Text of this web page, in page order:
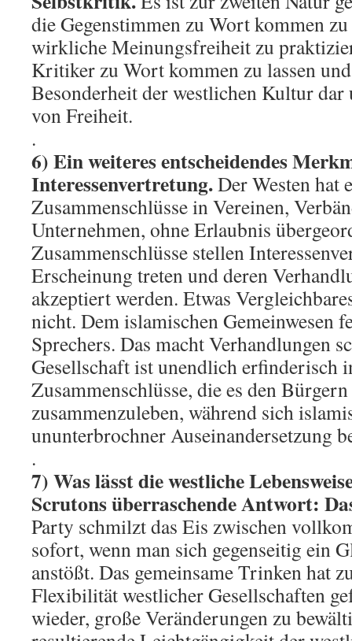
die Gegenstimmen zu Wort kommen
wirkliche Meinungsfreiheit zu
Kritiker zu Wort kommen zu lassen
Besonderheit der westlichen Kultur
von Freiheit.
.
6) Ein weiteres entscheidendes
Interessenvertretung.Der Westen hat
Zusammenschlüsse in Vereinen,
Unternehmen, ohne Erlaubnis
Zusammenschlüsse stellen
Erscheinung treten und deren
akzeptiert werden. Etwas
nicht. Dem islamischen Gemeinwesen
Sprechers. Das macht Verhandlungen
Gesellschaft ist unendlich erfinderisch
Zusammenschlüsse, die es den
zusammenzuleben, während sich
ununterbrochner Auseinandersetzung
.
7) Was lässt die westliche
Scrutons überraschende Antwort:
Party schmilzt das Eis zwischen
sofort, wenn man sich gegenseitig ein
anstößt. Das gemeinsame Trinken hat
Flexibilität westlicher Gesellschaften
wieder, große Veränderungen zu